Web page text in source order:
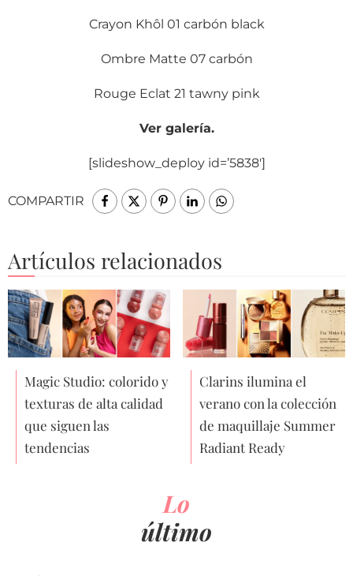
Crayon Khôl 01 carbón black
Ombre Matte 07 carbón
Rouge Eclat 21 tawny pink
Ver galería.
[slideshow_deploy id=’5838′]
COMPARTIR
Artículos relacionados
Magic Studio: colorido y
texturas de alta calidad
que siguen las
tendencias
Clarins ilumina el
verano con la colección
de maquillaje Summer
Radiant Ready
Lo
último